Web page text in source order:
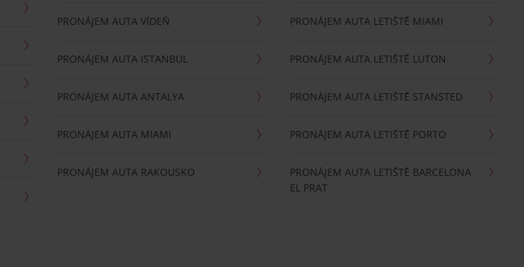
PRONÁJEM AUTA VÍDEŇ
PRONÁJEM AUTA ISTANBUL
PRONÁJEM AUTA ANTALYA
PRONÁJEM AUTA MIAMI
PRONÁJEM AUTA RAKOUSKO
PRONÁJEM AUTA LETIŠTĚ MIAMI
PRONÁJEM AUTA LETIŠTĚ LUTON
PRONÁJEM AUTA LETIŠTĚ STANSTED
PRONÁJEM AUTA LETIŠTĚ PORTO
PRONÁJEM AUTA LETIŠTĚ BARCELONA
EL PRAT